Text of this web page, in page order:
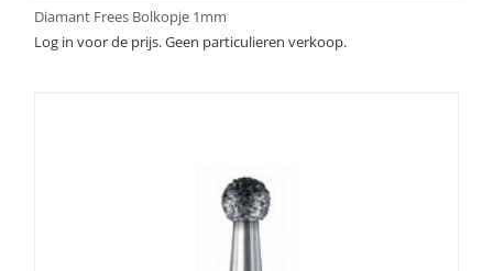
Diamant Frees Bolkopje 1mm
Log in voor de prijs. Geen particulieren verkoop.